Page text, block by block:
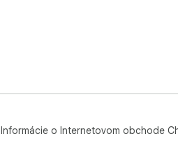
Informácie o Internetovom obchode